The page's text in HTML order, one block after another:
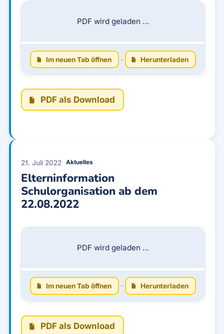
PDF wird geladen …
Im neuen Tab öffnen · Herunterladen
PDF als Download
21. Juli 2022 Aktuelles
Elterninformation
Schulorganisation ab dem
22.08.2022
PDF wird geladen …
Im neuen Tab öffnen · Herunterladen
PDF als Download